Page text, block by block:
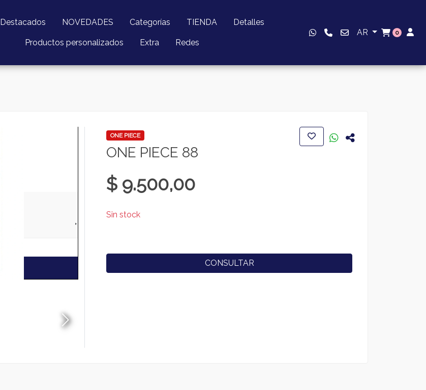
Destacados NOVEDADES Categorías TIENDA Detalles
Productos personalizados Extra Redes
AR 0
ONE PIECE
ONE PIECE 88
$ 9.500,00
Sin stock
CONSULTAR